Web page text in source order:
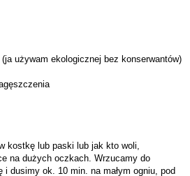
używam ekologicznej bez konserwantów)
kostkę lub paski lub jak kto woli,
na dużych oczkach. Wrzucamy do
i dusimy ok. 10 min. na małym ogniu, pod